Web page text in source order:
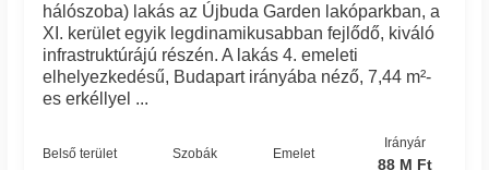
hálószoba) lakás az Újbuda Garden lakóparkban, a
XI. kerület egyik legdinamikusabban fejlődő, kiváló
infrastruktúrájú részén. A lakás 4. emeleti
elhelyezkedésű, Budapart irányába néző, 7,44 m²-
es erkéllyel ...
Belső terület Szobák Emelet
Irányár
88 M Ft